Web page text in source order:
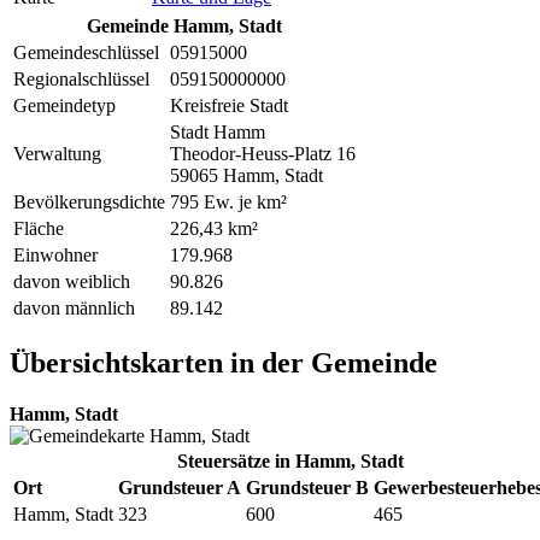
Gemeinde Hamm, Stadt
Gemeindeschlüssel 05915000
Regionalschlüssel
059150000000
Gemeindetyp
Kreisfreie Stadt
Verwaltung
Stadt Hamm
Theodor-Heuss-Platz 16
59065 Hamm, Stadt
Bevölkerungsdichte 795 Ew. je km²
Fläche
226,43 km²
Einwohner
179.968
davon weiblich
90.826
davon männlich
89.142
Übersichtskarten in der Gemeinde
Hamm, Stadt
Steuersätze in Hamm, Stadt
Ort
Grundsteuer A Grundsteuer B
Hamm, Stadt 323 600 465